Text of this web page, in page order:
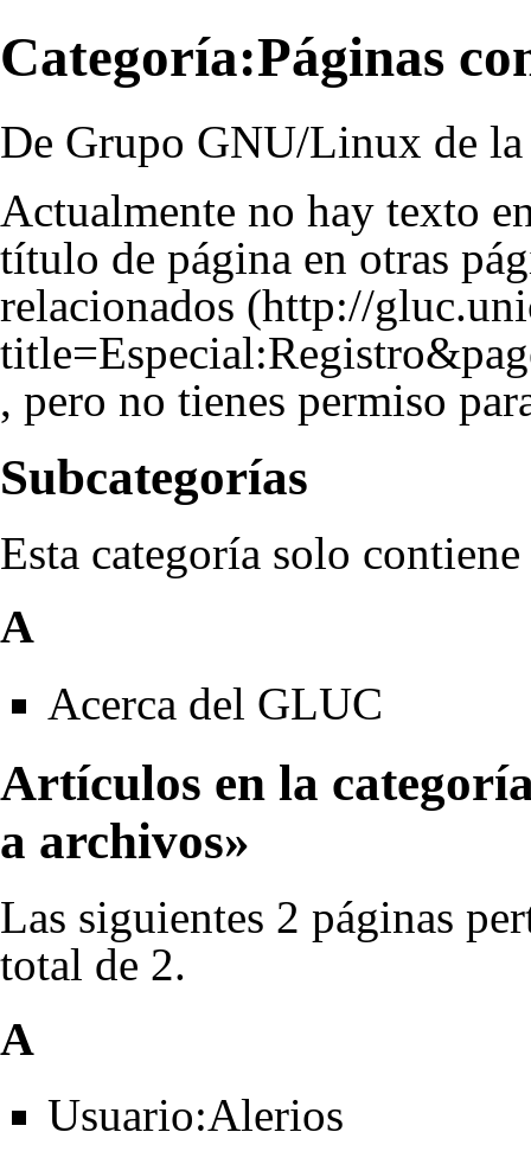
Categoría:Páginas
De Grupo GNU/Linux de
Actualmente no hay texto
título de página en otras
relacionados
, pero no tienes permiso
Subcategorías
Esta categoría solo
A
Acerca del GLUC
Artículos en la
a archivos»
Las siguientes 2 páginas
total de 2.
A
Usuario:Alerios